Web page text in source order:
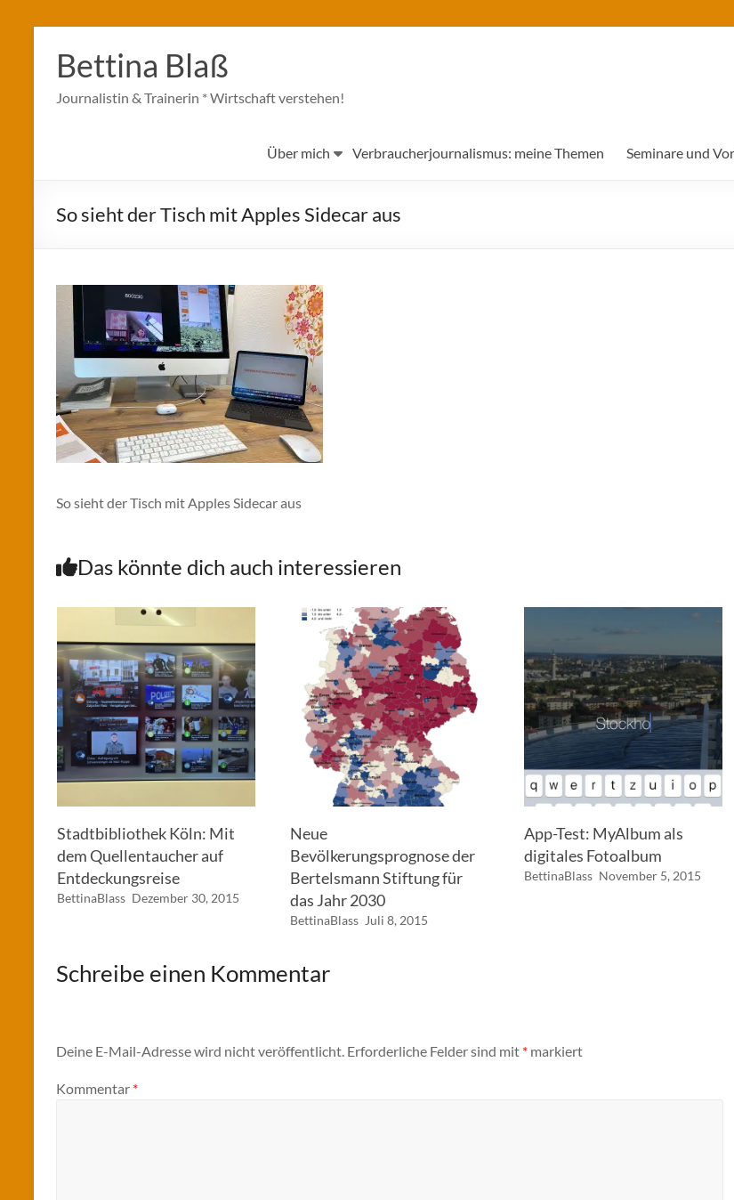
Inhalt
springen
Bettina Blaß
Journalistin & Trainerin * Wirtschaft verstehen!
Über mich Verbraucherjournalismus: meine Themen Seminare und
So sieht der Tisch mit Apples Sidecar aus
So sieht der Tisch mit Apples Sidecar aus
Das könnte dich auch interessieren
Stadtbibliothek Köln: Mit
dem Quellentaucher auf
Entdeckungsreise
BettinaBlass Dezember 30, 2015
Neue
Bevölkerungsprognose der
Bertelsmann Stiftung für
das Jahr 2030
BettinaBlass Juli 8, 2015
App-Test: MyAlbum als
digitales Fotoalbum
BettinaBlass November 5, 2015
Schreibe einen Kommentar
Deine E-Mail-Adresse wird nicht veröffentlicht. Erforderliche Felder sind mit * markiert
Kommentar *